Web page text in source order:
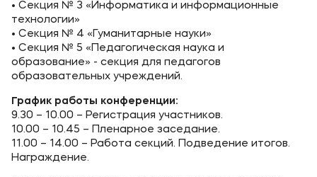
Контакты
Банковские реквизиты
Карьера
Приемная комиссия
• Секция № 3 «Информатика и информационные
технологии»
• Секция № 4 «Гуманитарные науки»
• Секция № 5 «Педагогическая наука и
образование» - секция для педагогов
образовательных учреждений.
График работы конференции:
9.30 – 10.00 – Регистрация участников.
10.00 – 10.45 – Пленарное заседание.
11.00 – 14.00 – Работа секций. Подведение итогов.
Награждение.